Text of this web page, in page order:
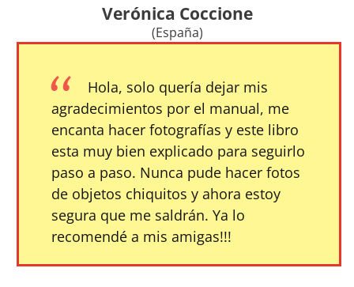
Verónica Coccione
(España)
Hola, solo quería dejar mis
agradecimientos por el manual, me
encanta hacer fotografías y este libro
esta muy bien explicado para seguirlo
paso a paso. Nunca pude hacer fotos
de objetos chiquitos y ahora estoy
segura que me saldrán. Ya lo
recomendé a mis amigas!!!